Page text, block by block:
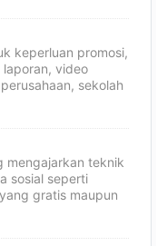
keperluan promosi,
video
sekolah
mengajarkan teknik
sosial seperti
gratis maupun